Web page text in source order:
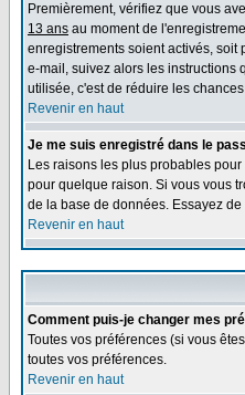
Premièrement, vérifiez que vous
13 ans au moment de
enregistrements soient activés, soit
e-mail, suivez alors les instructions
utilisée, c'est de réduire les
Revenir en haut
Je me suis enregistré dans le
Les raisons les plus probables
pour quelque raison. Si vous vous
de la base de données. Essayez
Revenir en haut
Comment puis-je changer mes
Toutes vos préférences (si vous
toutes vos préférences.
Revenir en haut